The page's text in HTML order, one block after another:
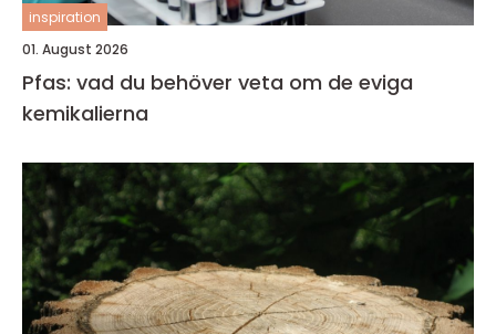
inspiration
01. August 2026
Pfas: vad du behöver veta om de eviga
kemikalierna